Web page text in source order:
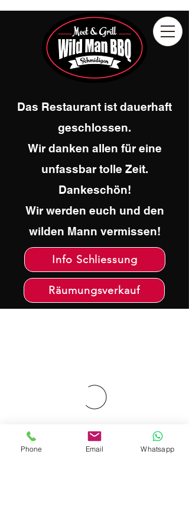
Das Restaurant ist dauerhaft
geschlossen.
Wir danken allen für eine
unfassbar tolle Zeit.
Dankeschön!
Wir werden euch und den
wilden Mann vermissen!
Info Schliessung
Räumungsverkauf
Phone Email Whatsapp